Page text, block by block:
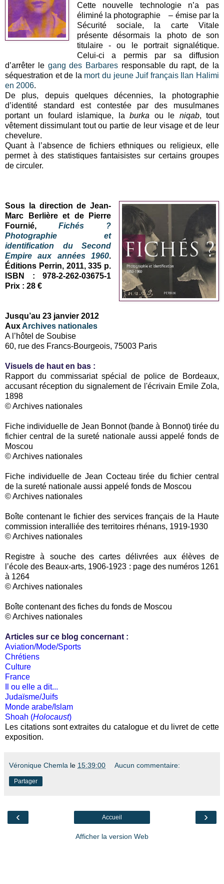
Cette nouvelle technologie n’a pas
éliminé la photographie – émise par la
Sécurité sociale, la carte Vitale
présente désormais la photo de son
titulaire - ou le portrait signalétique.
Celui-ci a permis par sa diffusion
d’arrêter le gang des Barbares responsable du rapt, de la
séquestration et de la mort du jeune Juif français Ilan Halimi
en 2006.
De plus, depuis quelques décennies, la photographie
d’identité standard est contestée par des musulmanes
portant un foulard islamique, laburka ou le niqab, tout
vêtement dissimulant tout ou partie de leur visage et de leur
chevelure.
Quant à l’absence de fichiers ethniques ou religieux, elle
permet à des statistiques fantaisistes sur certains groupes
de circuler.
Sous la direction de Jean-
Marc Berlière et de Pierre
Fournié,Fichés ?
Photographie et
identification du Second
Empire aux années 1960.
Éditions Perrin, 2011, 335 p.
ISBN : 978-2-262-03675-1
Prix : 28 €
Jusqu’au 23 janvier 2012
AuxArchives nationales
A l’hôtel de Soubise
60, rue des Francs-Bourgeois, 75003 Paris
Visuels de haut en bas :
Rapport du commissariat spécial de police de Bordeaux,
accusant réception du signalement de l'écrivain Emile Zola,
1898
© Archives nationales
Fiche individuelle de Jean Bonnot (bande à Bonnot) tirée du
fichier central de la sureté nationale aussi appelé fonds de
Moscou
© Archives nationales
Fiche individuelle de Jean Cocteau tirée du fichier central
de la sureté nationale aussi appelé fonds de Moscou
© Archives nationales
Boîte contenant le fichier des services français de la Haute
commission interalliée des territoires rhénans, 1919-1930
© Archives nationales
Registre à souche des cartes délivrées aux élèves de
l’école des Beaux-arts, 1906-1923 : page des numéros 1261
à 1264
© Archives nationales
Boîte contenant des fiches du fonds de Moscou
© Archives nationales
Articles sur ce blog concernant :
Aviation/Mode/Sports
Chrétiens
Culture
France
Il ou elle a dit...
Judaïsme/Juifs
Monde arabe/Islam
Shoah (Holocaust)
Les citations sont extraites du catalogue et du livret de cette
exposition.
Véronique Chemla le 15:39:00 Aucun commentaire:
Partager
‹ ›
Accueil
Afficher la version Web